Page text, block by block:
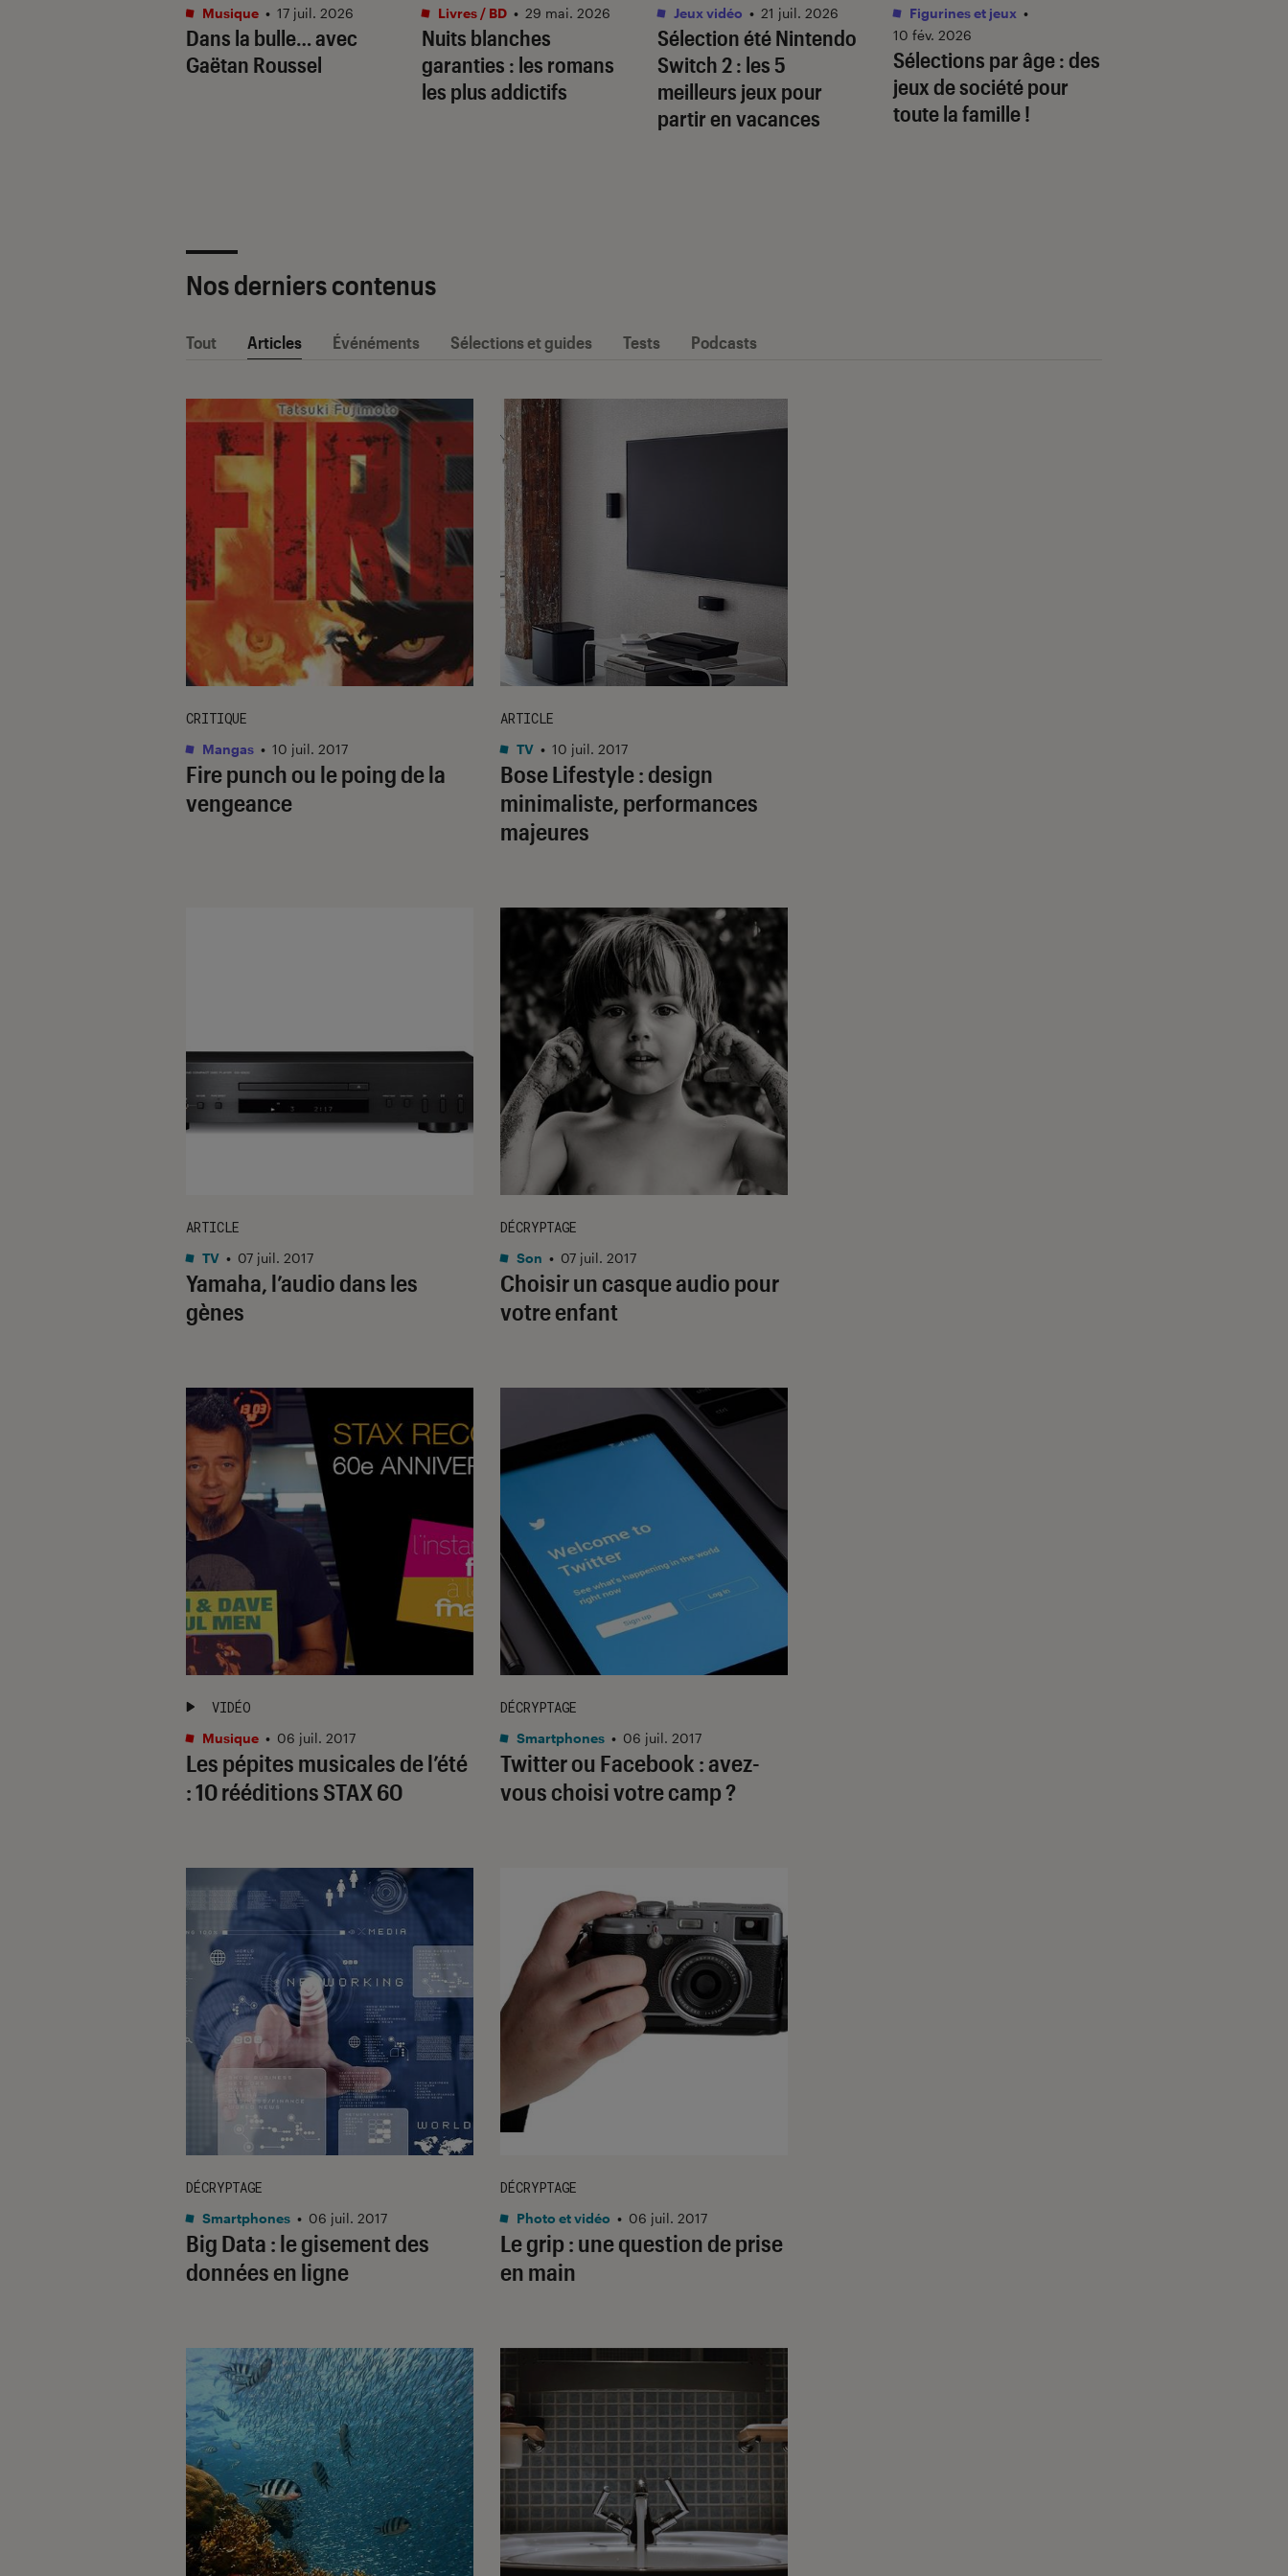
Dans la bulle… avec
Gaëtan Roussel
Musique • 17 juil. 2026
Nuits blanches
garanties : les romans
les plus addictifs
Livres / BD • 29 mai. 2026
Sélection été Nintendo
Switch 2 : les 5
meilleurs jeux pour
partir en vacances
Jeux vidéo • 21 juil. 2026
Sélections par âge : des
jeux de société pour
toute la famille !
Figurines et jeux •
10 fév. 2026
Nos derniers contenus
Tout Articles Événéments Sélections et guides Tests Podcasts
Fire punch ou le poing de la
vengeance
CRITIQUE
Mangas • 10 juil. 2017
Bose Lifestyle : design
minimaliste, performances
majeures
ARTICLE
TV • 10 juil. 2017
Yamaha, l’audio dans les
gènes
ARTICLE
TV • 07 juil. 2017
Choisir un casque audio pour
votre enfant
DÉCRYPTAGE
Son • 07 juil. 2017
Les pépites musicales de l’été
: 10 rééditions STAX 60
VIDÉO
Musique • 06 juil. 2017
Twitter ou Facebook : avez-
vous choisi votre camp ?
DÉCRYPTAGE
Smartphones • 06 juil. 2017
Big Data : le gisement des
données en ligne
DÉCRYPTAGE
Smartphones • 06 juil. 2017
Le grip : une question de prise
en main
DÉCRYPTAGE
Photo et vidéo • 06 juil. 2017